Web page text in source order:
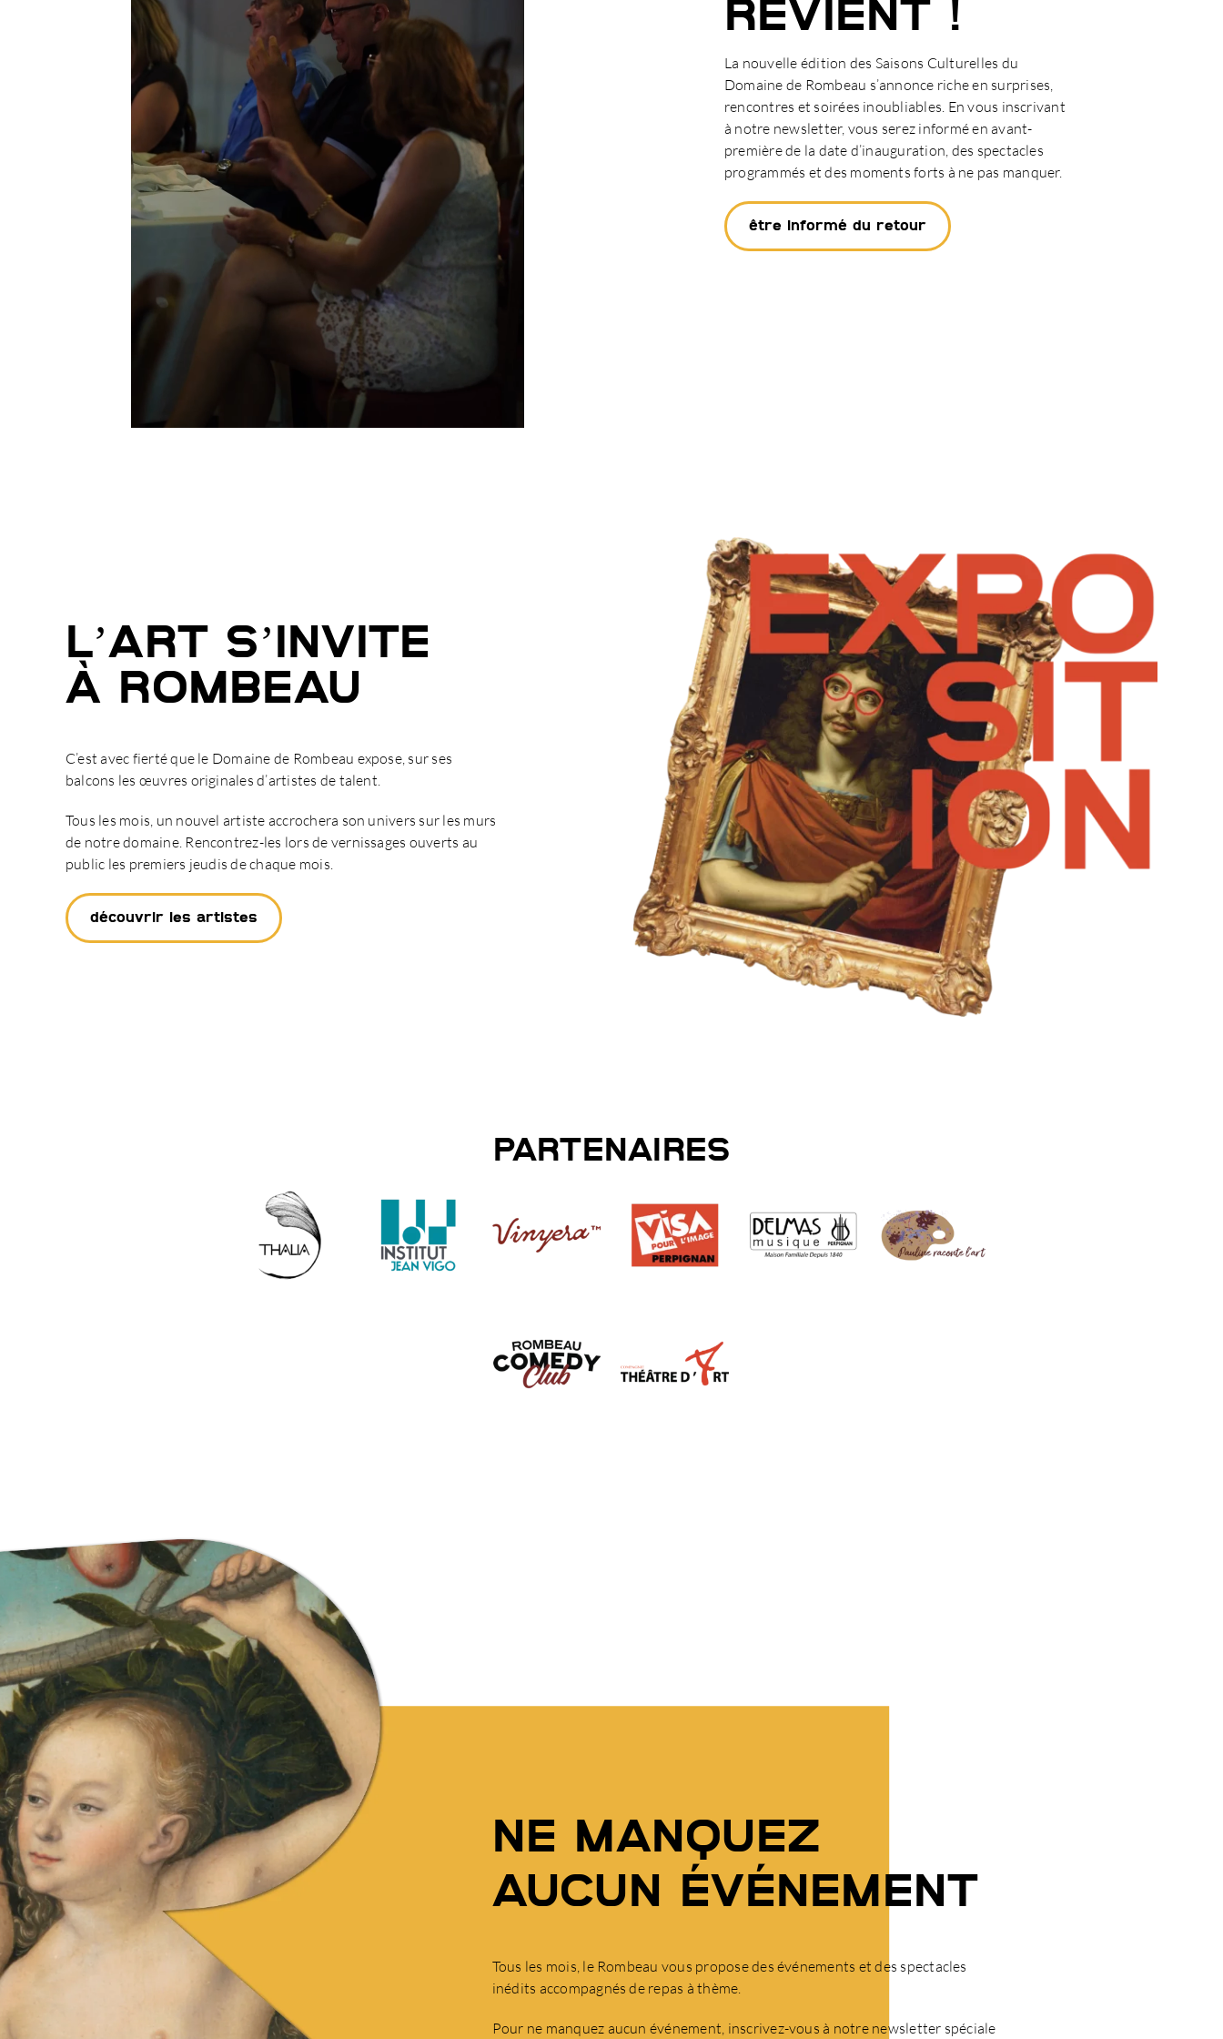
REVIENT !
La nouvelle édition des Saisons Culturelles du
Domaine de Rombeau s’annonce riche en surprises,
rencontres et soirées inoubliables. En vous inscrivant
à notre newsletter, vous serez informé en avant-
première de la date d’inauguration, des spectacles
programmés et des moments forts à ne pas manquer.
être informé du retour
L’ART S’INVITE
À ROMBEAU
C’est avec fierté que le Domaine de Rombeau expose, sur ses
balcons les œuvres originales d’artistes de talent.
Tous les mois, un nouvel artiste accrochera son univers sur les murs
de notre domaine. Rencontrez-les lors de vernissages ouverts au
public les premiers jeudis de chaque mois.
découvrir les artistes
PARTENAIRES
NE MANQUEZ
AUCUN ÉVÉNEMENT
Tous les mois, le Rombeau vous propose des événements et des spectacles
inédits accompagnés de repas à thème.
Pour ne manquez aucun événement, inscrivez-vous à notre newsletter spéciale